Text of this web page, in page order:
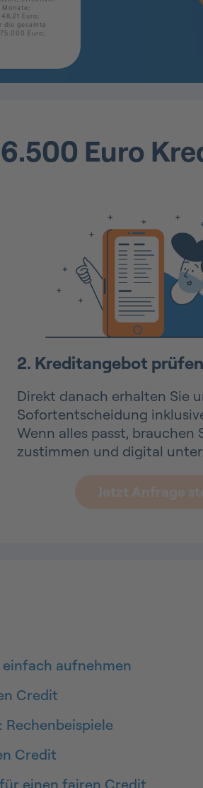
Euro
2. Kreditangebot prüfen
Direkt danach erhalten Sie
Sofortentscheidung
Wenn alles passt, brauchen
zustimmen und digital
aufnehmen
Credit
Rechenbeispiele
Credit
einen fairen Credit